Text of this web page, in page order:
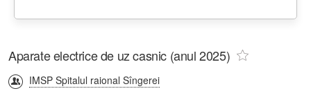
Aparate electrice de uz casnic (anul 2025)
IMSP Spitalul raional Sîngerei